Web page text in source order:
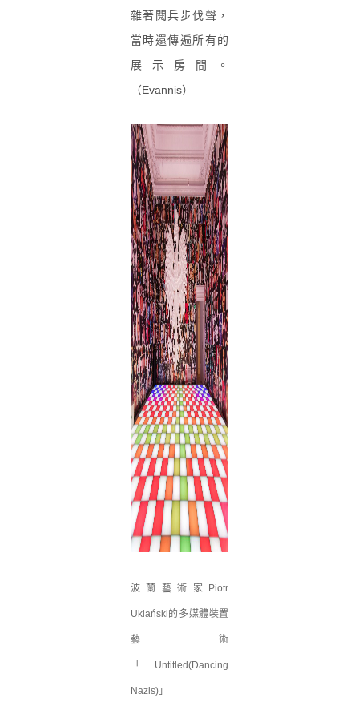
雜著閱兵步伐聲，
當時還傳遍所有的
展示房間。
（Evannis）
波蘭藝術家Piotr
Uklański的多媒體裝置
藝術
「Untitled(Dancing
Nazis)」